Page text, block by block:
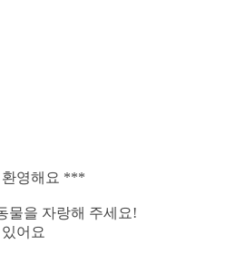
영해요 ***
물을 자랑해 주세요!
어요